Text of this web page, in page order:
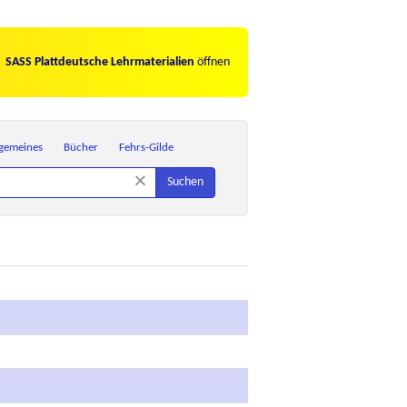
SASS Plattdeutsche Lehrmaterialien öffnen
Bücher Fehrs-Gilde
× Suchen